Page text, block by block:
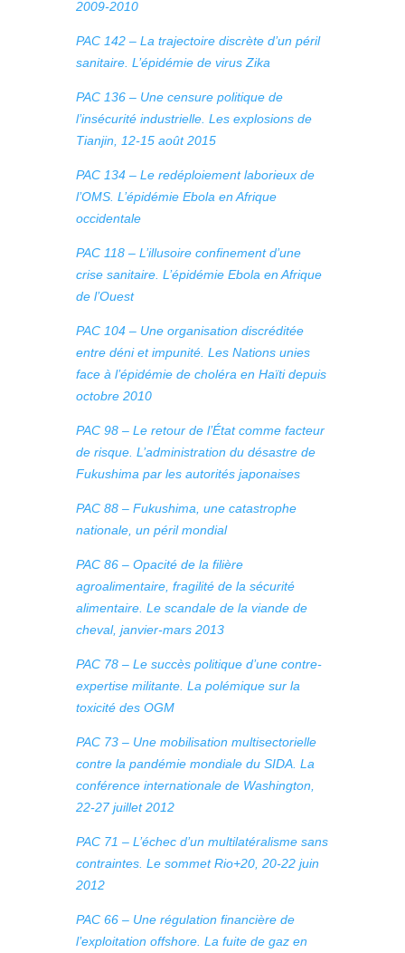
2009-2010
PAC 142 – La trajectoire discrète d’un péril
sanitaire. L’épidémie de virus Zika
PAC 136 – Une censure politique de
l’insécurité industrielle. Les explosions de
Tianjin, 12-15 août 2015
PAC 134 – Le redéploiement laborieux de
l’OMS. L’épidémie Ebola en Afrique
occidentale
PAC 118 – L’illusoire confinement d’une
crise sanitaire. L’épidémie Ebola en Afrique
de l’Ouest
PAC 104 – Une organisation discréditée
entre déni et impunité. Les Nations unies
face à l’épidémie de choléra en Haïti depuis
octobre 2010
PAC 98 – Le retour de l’État comme facteur
de risque. L’administration du désastre de
Fukushima par les autorités japonaises
PAC 88 – Fukushima, une catastrophe
nationale, un péril mondial
PAC 86 – Opacité de la filière
agroalimentaire, fragilité de la sécurité
alimentaire. Le scandale de la viande de
cheval, janvier-mars 2013
PAC 78 – Le succès politique d’une contre-
expertise militante. La polémique sur la
toxicité des OGM
PAC 73 – Une mobilisation multisectorielle
contre la pandémie mondiale du SIDA. La
conférence internationale de Washington,
22-27 juillet 2012
PAC 71 – L’échec d’un multilatéralisme sans
contraintes. Le sommet Rio+20, 20-22 juin
2012
PAC 66 – Une régulation financière de
l’exploitation offshore. La fuite de gaz en